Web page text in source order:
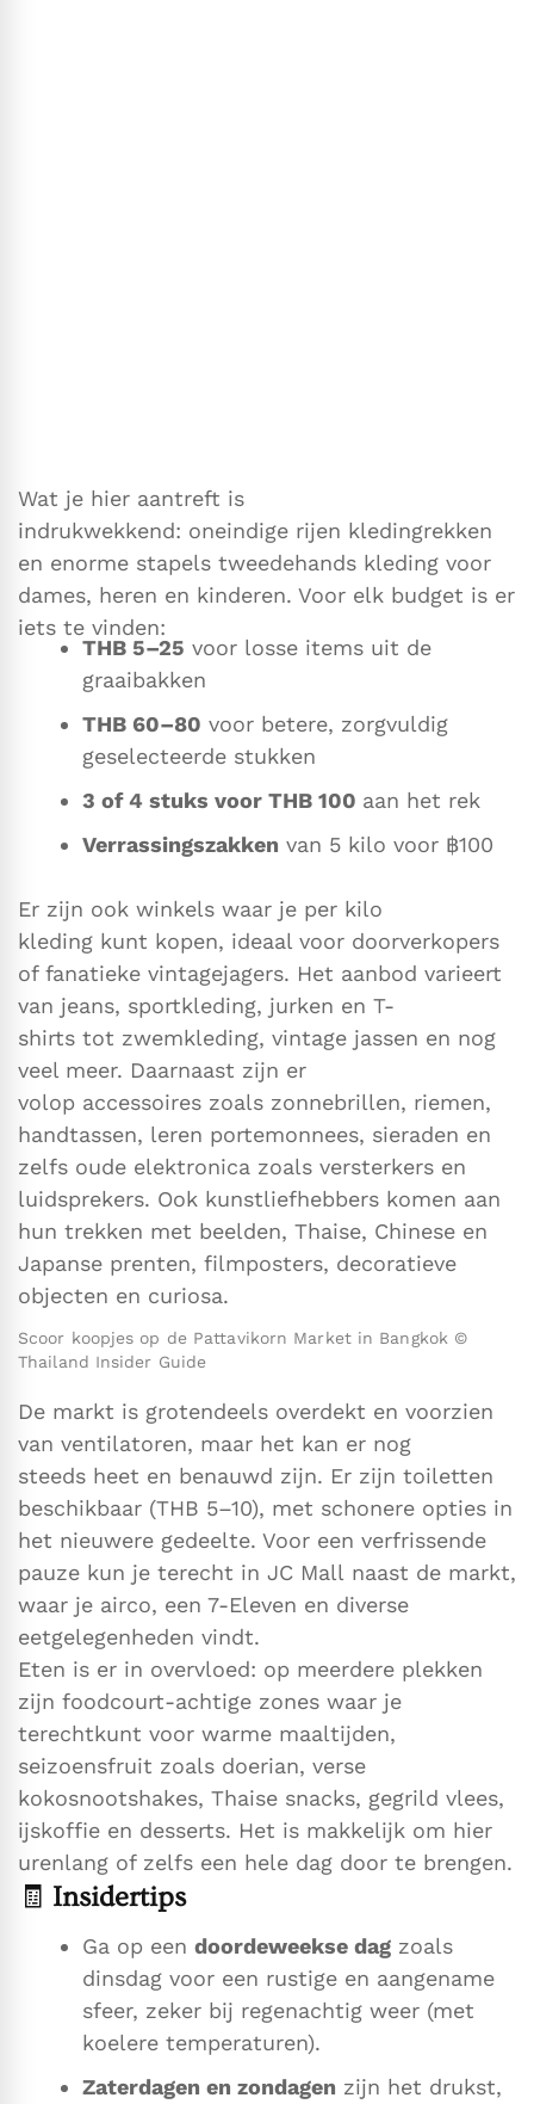
Wat je hier aantreft is
indrukwekkend: oneindige rijen kledingrekken
en enorme stapels tweedehands kleding voor
dames, heren en kinderen. Voor elk budget is er
iets te vinden:
THB 5–25 voor losse items uit de
graaibakken
THB 60–80 voor betere, zorgvuldig
geselecteerde stukken
3 of 4 stuks voor THB 100 aan het rek
Verrassingszakken van 5 kilo voor ฿100
Er zijn ook winkels waar je per kilo
kleding kunt kopen, ideaal voor doorverkopers
of fanatieke vintagejagers. Het aanbod varieert
van jeans, sportkleding, jurken en T-
shirts tot zwemkleding, vintage jassen en nog
veel meer. Daarnaast zijn er
volop accessoires zoals zonnebrillen, riemen,
handtassen, leren portemonnees, sieraden en
zelfs oude elektronica zoals versterkers en
luidsprekers. Ook kunstliefhebbers komen aan
hun trekken met beelden, Thaise, Chinese en
Japanse prenten, filmposters, decoratieve
objecten en curiosa.
Scoor koopjes op de Pattavikorn Market in Bangkok ©
Thailand Insider Guide
De markt is grotendeels overdekt en voorzien
van ventilatoren, maar het kan er nog
steeds heet en benauwd zijn. Er zijn toiletten
beschikbaar (THB 5–10), met schonere opties in
het nieuwere gedeelte. Voor een verfrissende
pauze kun je terecht in JC Mall naast de markt,
waar je airco, een 7-Eleven en diverse
eetgelegenheden vindt.
Eten is er in overvloed: op meerdere plekken
zijn foodcourt-achtige zones waar je
terechtkunt voor warme maaltijden,
seizoensfruit zoals doerian, verse
kokosnootshakes, Thaise snacks, gegrild vlees,
ijskoffie en desserts. Het is makkelijk om hier
urenlang of zelfs een hele dag door te brengen.
🧾 Insidertips
Ga op een doordeweekse dag zoals
dinsdag voor een rustige en aangename
sfeer, zeker bij regenachtig weer (met
koelere temperaturen).
Zaterdagen en zondagen zijn het drukst,